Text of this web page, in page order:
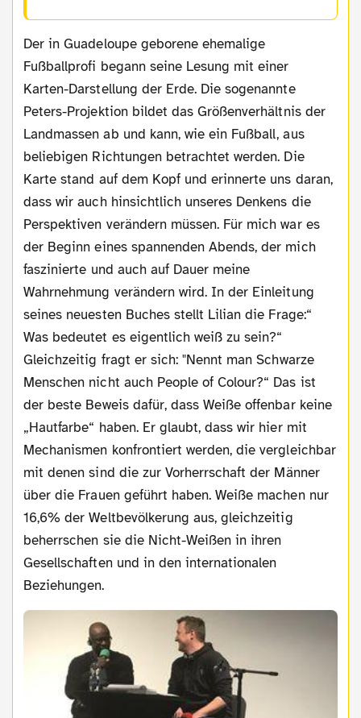
Der in Guadeloupe geborene ehemalige
Fußballprofi begann seine Lesung mit einer
Karten-Darstellung der Erde. Die sogenannte
Peters-Projektion bildet das Größenverhältnis der
Landmassen ab und kann, wie ein Fußball, aus
beliebigen Richtungen betrachtet werden. Die
Karte stand auf dem Kopf und erinnerte uns daran,
dass wir auch hinsichtlich unseres Denkens die
Perspektiven verändern müssen. Für mich war es
der Beginn eines spannenden Abends, der mich
faszinierte und auch auf Dauer meine
Wahrnehmung verändern wird. In der Einleitung
seines neuesten Buches stellt Lilian die Frage:“
Was bedeutet es eigentlich weiß zu sein?“
Gleichzeitig fragt er sich: "Nennt man Schwarze
Menschen nicht auch People of Colour?“ Das ist
der beste Beweis dafür, dass Weiße offenbar keine
„Hautfarbe“ haben. Er glaubt, dass wir hier mit
Mechanismen konfrontiert werden, die vergleichbar
mit denen sind die zur Vorherrschaft der Männer
über die Frauen geführt haben. Weiße machen nur
16,6% der Weltbevölkerung aus, gleichzeitig
beherrschen sie die Nicht-Weißen in ihren
Gesellschaften und in den internationalen
Beziehungen.